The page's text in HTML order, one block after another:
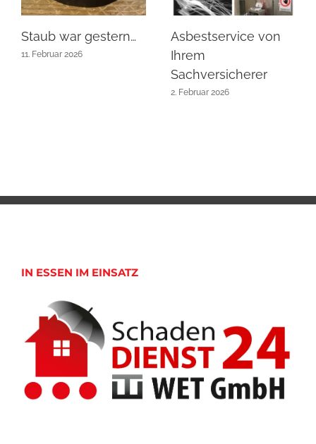
Staub war gestern…
11. Februar 2026
Asbestservice von
Ihrem
Sachversicherer
2. Februar 2026
IN ESSEN IM EINSATZ